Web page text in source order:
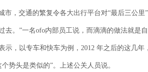
，交通的繁复令各大出行平台对“最后三公里”
。”一名ofo内部员工说，而滴滴的做法就是
，以专车和快车为例，2012 年之后的这几
势头是类似的”。上述公关人员说。